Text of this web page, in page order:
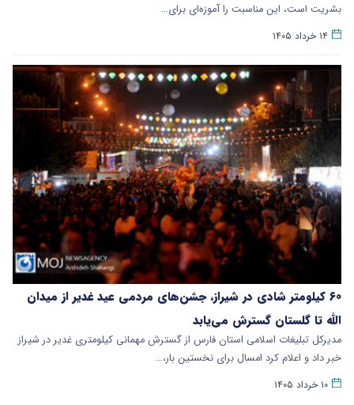
بشریت است، این مناسبت را آموزه‌ای برای…
۱۴ خرداد ۱۴۰۵
۶۰ کیلومتر شادی در شیراز، جشن‌های مردمی عید غدیر از میدان
الله تا گلستان گسترش می‌یابد
مدیرکل تبلیغات اسلامی استان فارس از گسترش مهمانی کیلومتری غدیر در شیراز
خبر داد و اعلام کرد امسال برای نخستین بار،…
۱۰ خرداد ۱۴۰۵